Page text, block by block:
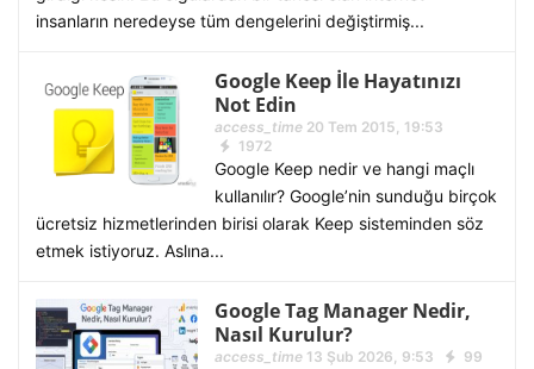
insanların neredeyse tüm dengelerini değiştirmiş...
Google Keep İle Hayatınızı
Not Edin
access_time20 Tem 2015, 19:53
1972
Google Keep nedir ve hangi maçlı
kullanılır? Google’nin sunduğu birçok
ücretsiz hizmetlerinden birisi olarak Keep sisteminden söz
etmek istiyoruz. Aslına...
Google Tag Manager Nedir,
Nasıl Kurulur?
access_time13 Şub 2026, 9:53 99